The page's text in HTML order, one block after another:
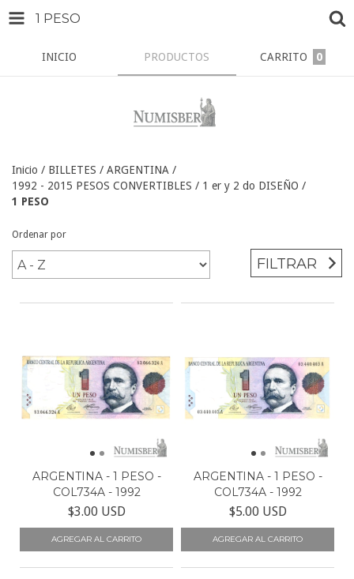
1 PESO
INICIO PRODUCTOS CARRITO 0
Inicio / BILLETES / ARGENTINA /
1992 - 2015 PESOS CONVERTIBLES / 1 er y 2 do DISEÑO /
1 PESO
Ordenar por
FILTRAR
ARGENTINA - 1 PESO -
COL734A - 1992
$3.00 USD
ARGENTINA - 1 PESO -
COL734A - 1992
$5.00 USD